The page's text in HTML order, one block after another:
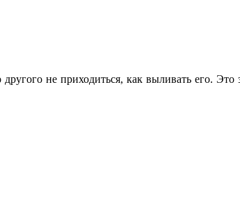
не приходиться, как выливать его. Это